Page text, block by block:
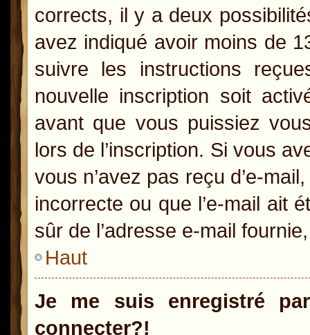
corrects, il y a deux
avez indiqué avoir moins de
suivre les instructions
nouvelle inscription soit
avant que vous puissiez
lors de l’inscription. Si vous
vous n’avez pas reçu d’e-
incorrecte ou que l’e-mail ait
sûr de l’adresse e-mail
Haut
Je me suis enregistré
connecter?!